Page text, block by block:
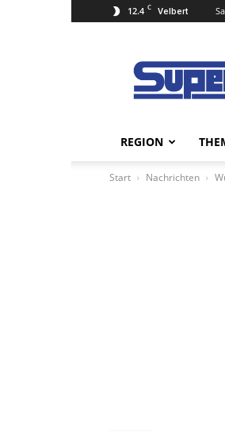
12.4 C Velbert
REGION
Start Nachrichten